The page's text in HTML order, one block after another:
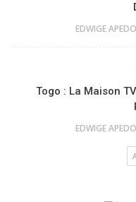
EDWIGE APEDO
Togo : La Maison
EDWIGE APEDO